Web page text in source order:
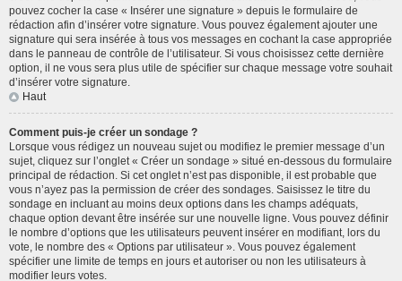
pouvez cocher la case « Insérer une signature » depuis le formulaire de
rédaction afin d’insérer votre signature. Vous pouvez également ajouter une
signature qui sera insérée à tous vos messages en cochant la case appropriée
dans le panneau de contrôle de l’utilisateur. Si vous choisissez cette dernière
option, il ne vous sera plus utile de spécifier sur chaque message votre souhait
d’insérer votre signature.
Haut
Comment puis-je créer un sondage ?
Lorsque vous rédigez un nouveau sujet ou modifiez le premier message d’un
sujet, cliquez sur l’onglet « Créer un sondage » situé en-dessous du formulaire
principal de rédaction. Si cet onglet n’est pas disponible, il est probable que
vous n’ayez pas la permission de créer des sondages. Saisissez le titre du
sondage en incluant au moins deux options dans les champs adéquats,
chaque option devant être insérée sur une nouvelle ligne. Vous pouvez définir
le nombre d’options que les utilisateurs peuvent insérer en modifiant, lors du
vote, le nombre des « Options par utilisateur ». Vous pouvez également
spécifier une limite de temps en jours et autoriser ou non les utilisateurs à
modifier leurs votes.